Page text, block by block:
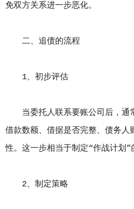
免双方关系进一步恶化。
二、追债的流程
1、初步评估
当委托人联系要账公司后，通
借款数额、借据是否完整、债务
性。这一步相当于制定“作战计划”
2、制定策略